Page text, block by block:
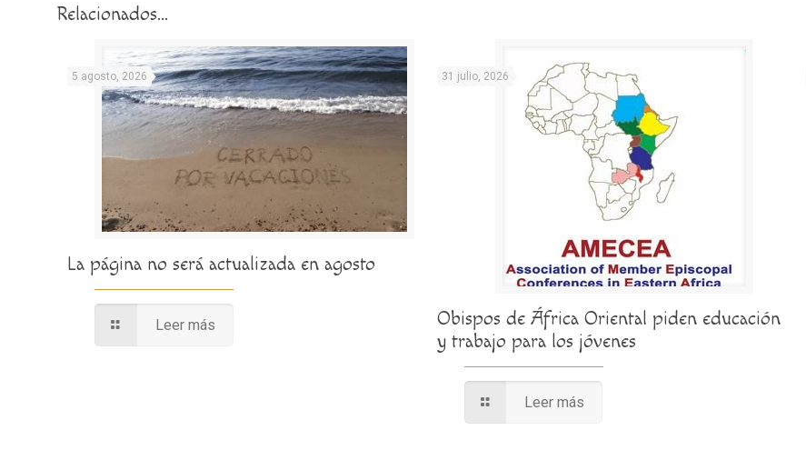
Relacionados...
5 agosto, 2026
La página no será actualizada en agosto
Leer más
31 julio, 2026
Obispos de África Oriental piden educación
y trabajo para los jóvenes
Leer más